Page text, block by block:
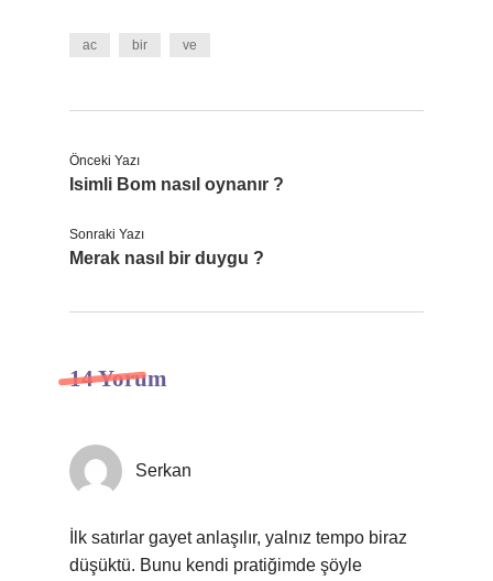
ac bir ve
Önceki Yazı
Isimli Bom nasıl oynanır ?
Sonraki Yazı
Merak nasıl bir duygu ?
14 Yorum
Serkan
İlk satırlar gayet anlaşılır, yalnız tempo biraz
düşüktü. Bunu kendi pratiğimde şöyle